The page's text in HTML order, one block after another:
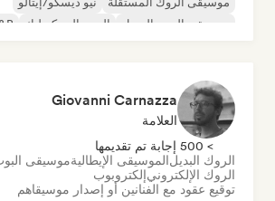
موسيقى البوب السول
البوب السيكديليك
Giovanni Carnazza
العلامة
> 500 إجابة تم تقديمها
الروك البديلالموسيقى الإيطاليةموسيقى
الروك الإلكترونيإلكتروبوب
توقيع عقود مع الفنانين أو إصدار موسيقاهم